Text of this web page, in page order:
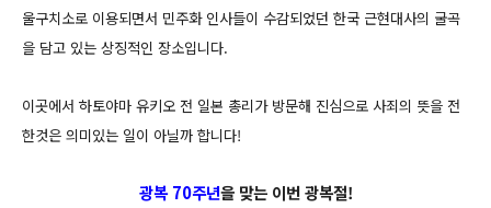
울구치소로 이용되면서 민주화 인사들이 수감되었던 한국 근현대사의 굴곡
을 담고 있는 상징적인 장소입니다.
이곳에서 하토야마 유키오 전 일본 총리가 방문해 진심으로 사죄의 뜻을 전
한것은 의미있는 일이 아닐까 합니다!
광복 70주년을 맞는 이번 광복절!